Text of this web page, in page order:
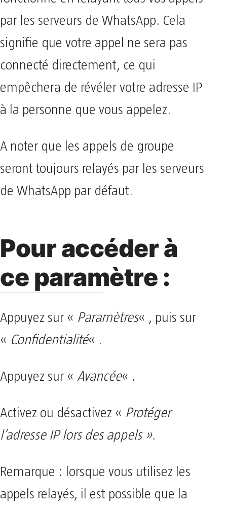
par les serveurs de WhatsApp. Cela
signifie que votre appel ne sera pas
connecté directement, ce qui
empêchera de révéler votre adresse IP
à la personne que vous appelez.
A noter que les appels de groupe
seront toujours relayés par les serveurs
de WhatsApp par défaut.
Pour accéder à
ce paramètre :
Appuyez sur « Paramètres« , puis sur
« Confidentialité« .
Appuyez sur « Avancée« .
Activez ou désactivez « Protéger
l’adresse IP lors des appels ».
Remarque : lorsque vous utilisez les
appels relayés, il est possible que la